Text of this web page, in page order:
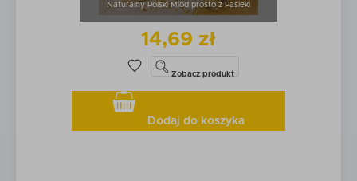
Naturalny Polski Miód prosto z Pasieki
14,69 zł
Zobacz produkt
Dodaj do koszyka